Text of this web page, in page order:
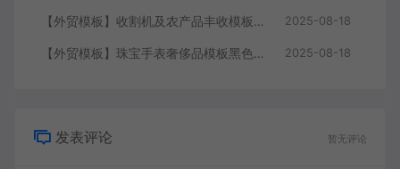
【外贸模板】收割机及农产品丰收模板 绿色 响应式模板静态html文件 2025-08-18
【外贸模板】珠宝手表奢侈品模板黑色 响应式模板静态html文件 2025-08-18
发表评论 暂无评论